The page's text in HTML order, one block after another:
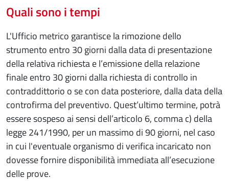
Quali sono i tempi
L'Ufficio metrico garantisce la rimozione dello
strumento entro 30 giorni dalla data di presentazione
della relativa richiesta e l’emissione della relazione
finale entro 30 giorni dalla richiesta di controllo in
contraddittorio o se con data posteriore, dalla data della
controfirma del preventivo. Quest’ultimo termine, potrà
essere sospeso ai sensi dell’articolo 6, comma c) della
legge 241/1990, per un massimo di 90 giorni, nel caso
in cui l'eventuale organismo di verifica incaricato non
dovesse fornire disponibilità immediata all’esecuzione
delle prove.